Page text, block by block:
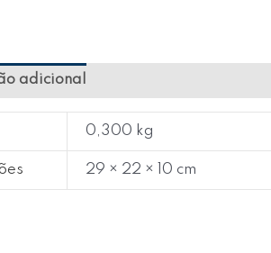
adicional
0,300 kg
29 × 22 × 10 cm